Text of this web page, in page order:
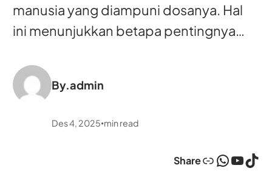
manusia yang diampuni dosanya. Hal
ini menunjukkan betapa pentingnya…
By.admin
Des 4, 2025 •min read
ShareLink WhatsApp YouTube TikTok